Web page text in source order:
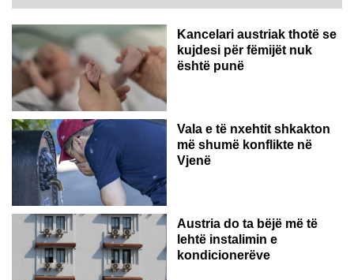
Kancelari austriak thotë se
kujdesi për fëmijët nuk
është punë
Vala e të nxehtit shkakton
më shumë konflikte në
Vjenë
Austria do ta bëjë më të
lehtë instalimin e
kondicionerëve